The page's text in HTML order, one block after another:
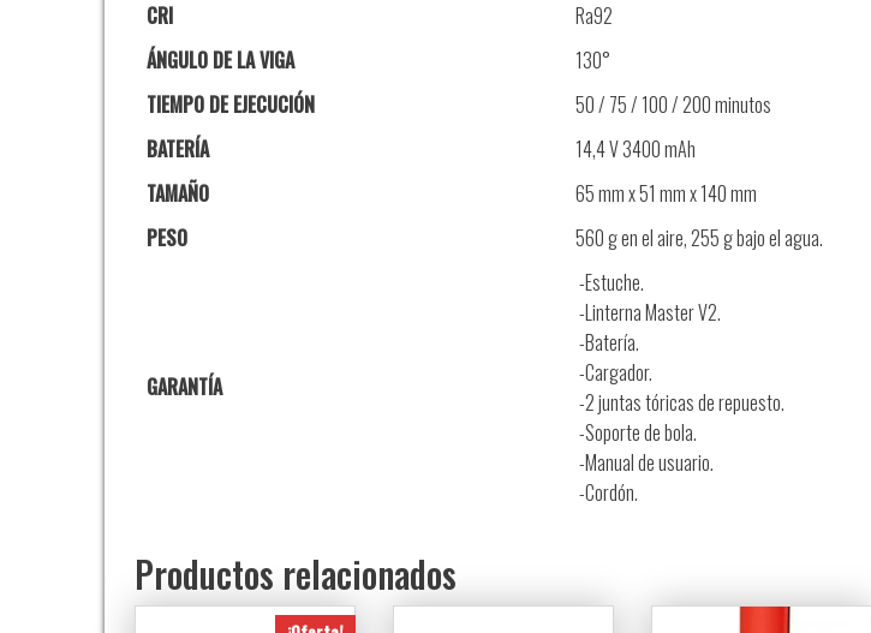
CRI
Ra92
ÁNGULO DE LA VIGA
130°
TIEMPO DE EJECUCIÓN
50 / 75 / 100 / 200 minutos
BATERÍA
14,4 V 3400 mAh
TAMAÑO
65 mm x 51 mm x 140 mm
PESO
560 g en el aire, 255 g bajo el agua.
GARANTÍA
-Estuche.
-Linterna Master V2.
-Batería.
-Cargador.
-2 juntas tóricas de repuesto.
-Soporte de bola.
-Manual de usuario.
-Cordón.
Productos relacionados